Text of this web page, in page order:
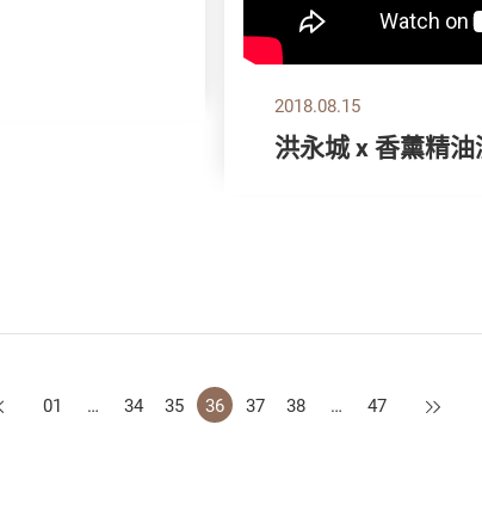
2018.08.15
洪永城 x 香薰精
上一页
01 … 34 35 36 37 38 … 47 下一页